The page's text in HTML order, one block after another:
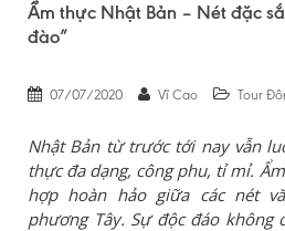
Ẩm thực Nhật Bản – Nét đặc
đào”
07/07/2020 Vĩ Cao Tour
Nhật Bản từ trước tới nay vẫn
thực đa dạng, công phu, tỉ mỉ.
hợp hoàn hảo giữa các nét
phương Tây. Sự độc đáo